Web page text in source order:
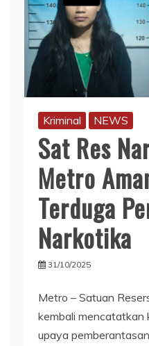
Kriminal NEWS
Sat Res
Metro
Terduga
Narkotika
31/10/2025
Metro – Satuan
kembali mencatatkan
upaya